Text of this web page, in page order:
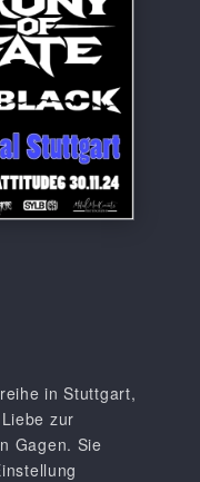
in Stuttgart,
zur
Gagen. Sie